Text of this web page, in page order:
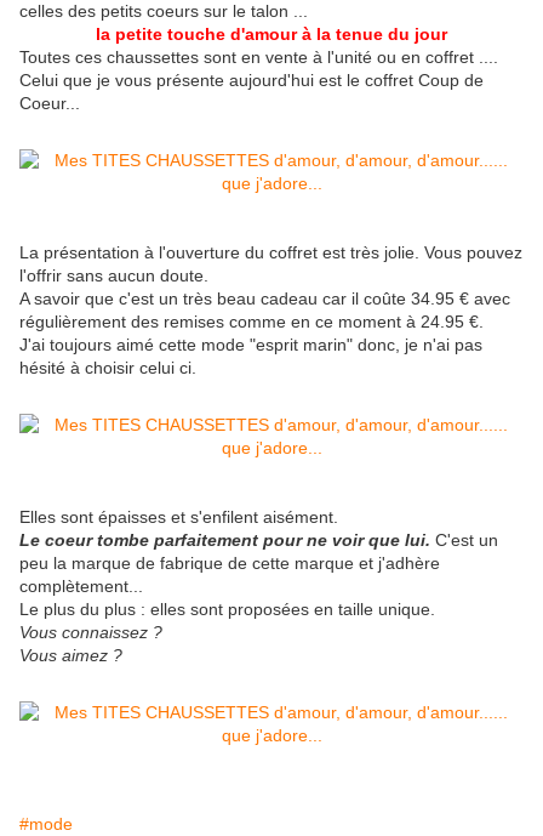
celles des petits coeurs sur le talon ...
la petite touche d'amour à la tenue du jour
Toutes ces chaussettes sont en vente à l'unité ou en coffret ....
Celui que je vous présente aujourd'hui est le coffret Coup de
Coeur...
La présentation à l'ouverture du coffret est très jolie. Vous pouvez
l'offrir sans aucun doute.
A savoir que c'est un très beau cadeau car il coûte 34.95 € avec
régulièrement des remises comme en ce moment à 24.95 €.
J'ai toujours aimé cette mode "esprit marin" donc, je n'ai pas
hésité à choisir celui ci.
Elles sont épaisses et s'enfilent aisément.
Le coeur tombe parfaitement pour ne voir que lui. C'est un
peu la marque de fabrique de cette marque et j'adhère
complètement...
Le plus du plus : elles sont proposées en taille unique.
Vous connaissez ?
Vous aimez ?
#mode